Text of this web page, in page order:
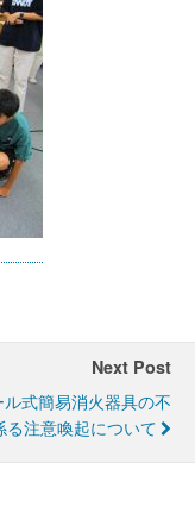
Next Post
式簡易消火器具の不
る注意喚起について